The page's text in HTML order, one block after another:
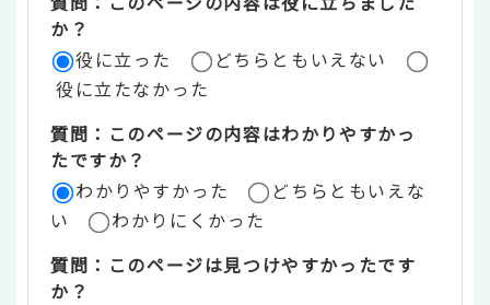
評
価
リ
ア
か？
役に立った
どちらともいえない
役に立たなかった
質問：このページの内容はわかりやすかっ
たですか？
わかりやすかった
どちらともいえな
い
わかりにくかった
質問：このページは見つけやすかったです
か？